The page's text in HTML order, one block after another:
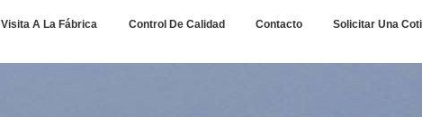
Visita A La Fábrica Control De Calidad Contacto Solicitar Una